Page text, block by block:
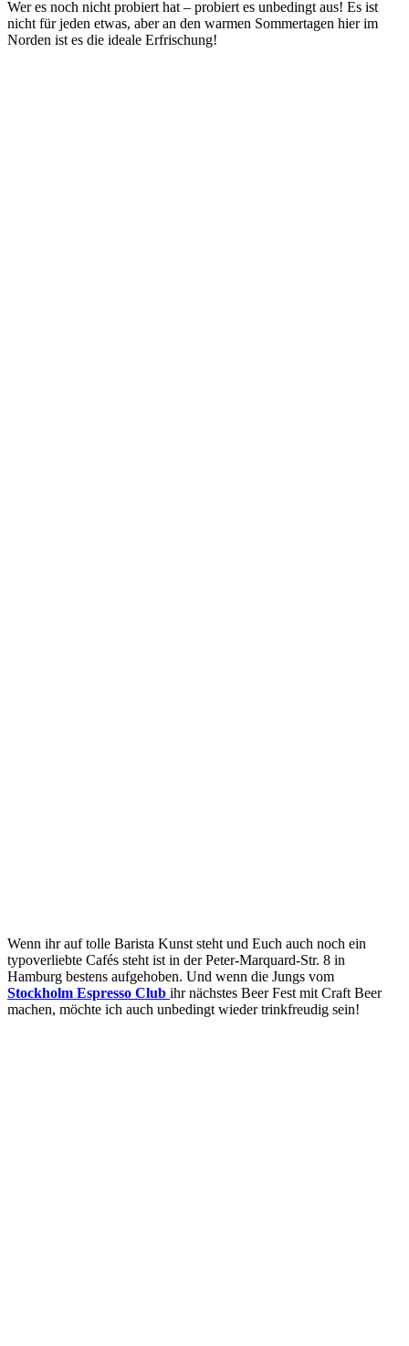
Wer es noch nicht probiert hat – probiert es unbedingt aus! Es ist
nicht für jeden etwas, aber an den warmen Sommertagen hier im
Norden ist es die ideale Erfrischung!
Wenn ihr auf tolle Barista Kunst steht und Euch auch noch ein
typoverliebte Cafés steht ist in der Peter-Marquard-Str. 8 in
Hamburg bestens aufgehoben. Und wenn die Jungs vom
Stockholm Espresso Club ihr nächstes Beer Fest mit Craft Beer
machen, möchte ich auch unbedingt wieder trinkfreudig sein!